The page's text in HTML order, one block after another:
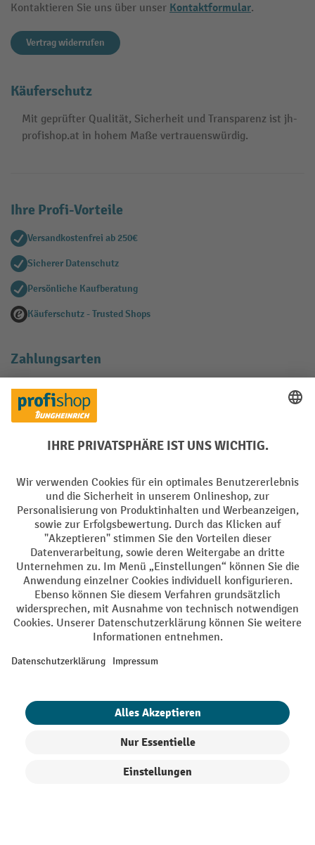
Kontaktieren Sie uns über unser Kontaktformular.
Vertrag widerrufen
Käuferschutz
Mit geprüfter Qualität, Sicherheit und Transparenz ist jh-
profishop.at in hohem Maße vertrauenswürdig.
Ihre Profi-Vorteile
Versandkostenfrei ab 250€
Sicherer Datenschutz
Persönliche Kaufberatung
Käuferschutz - Trusted Shops
Zahlungsarten
Creditcard (Master)
Facebook
YouTube
LinkedIn
Instagram
AGB Impressum Datenschutz
Barrierefreiheit Privacy Settings
Alle Preise exkl. gesetzl. Mehrwertsteuer zzgl.Versandkosten und ggf.
Nachnahmegebühren, wenn nicht anders angegeben.
¹ Der Rabatt gilt so lange der Vorrat reicht. Der Rabatt gilt nicht auf
Erstregistrierung für den Newsletter gewährt. Der Gutschein ist 10
Tage gültig und kann ab einem Netto-Bestellwert von 250,- € online
eingelöst werden. Die Höhe des Rabatts variiert je nach
Arbeitsschutz | 5% auf Werkstatt, Betrieb, Transport, Stapeln und